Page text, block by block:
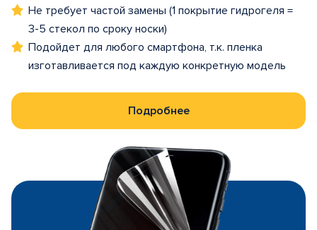
Не требует частой замены (1 покрытие гидрогеля =
3-5 стекол по сроку носки)
Подойдет для любого смартфона, т.к. пленка
изготавливается под каждую конкретную модель
Подробнее